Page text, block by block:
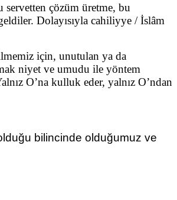
çözüm üretme, bu
Dolayısıyla cahiliyye / İslâm
için, unutulan ya da
niyet ve umudu ile yöntem
O’na kulluk eder, yalnız O’ndan
bilincinde olduğumuz ve